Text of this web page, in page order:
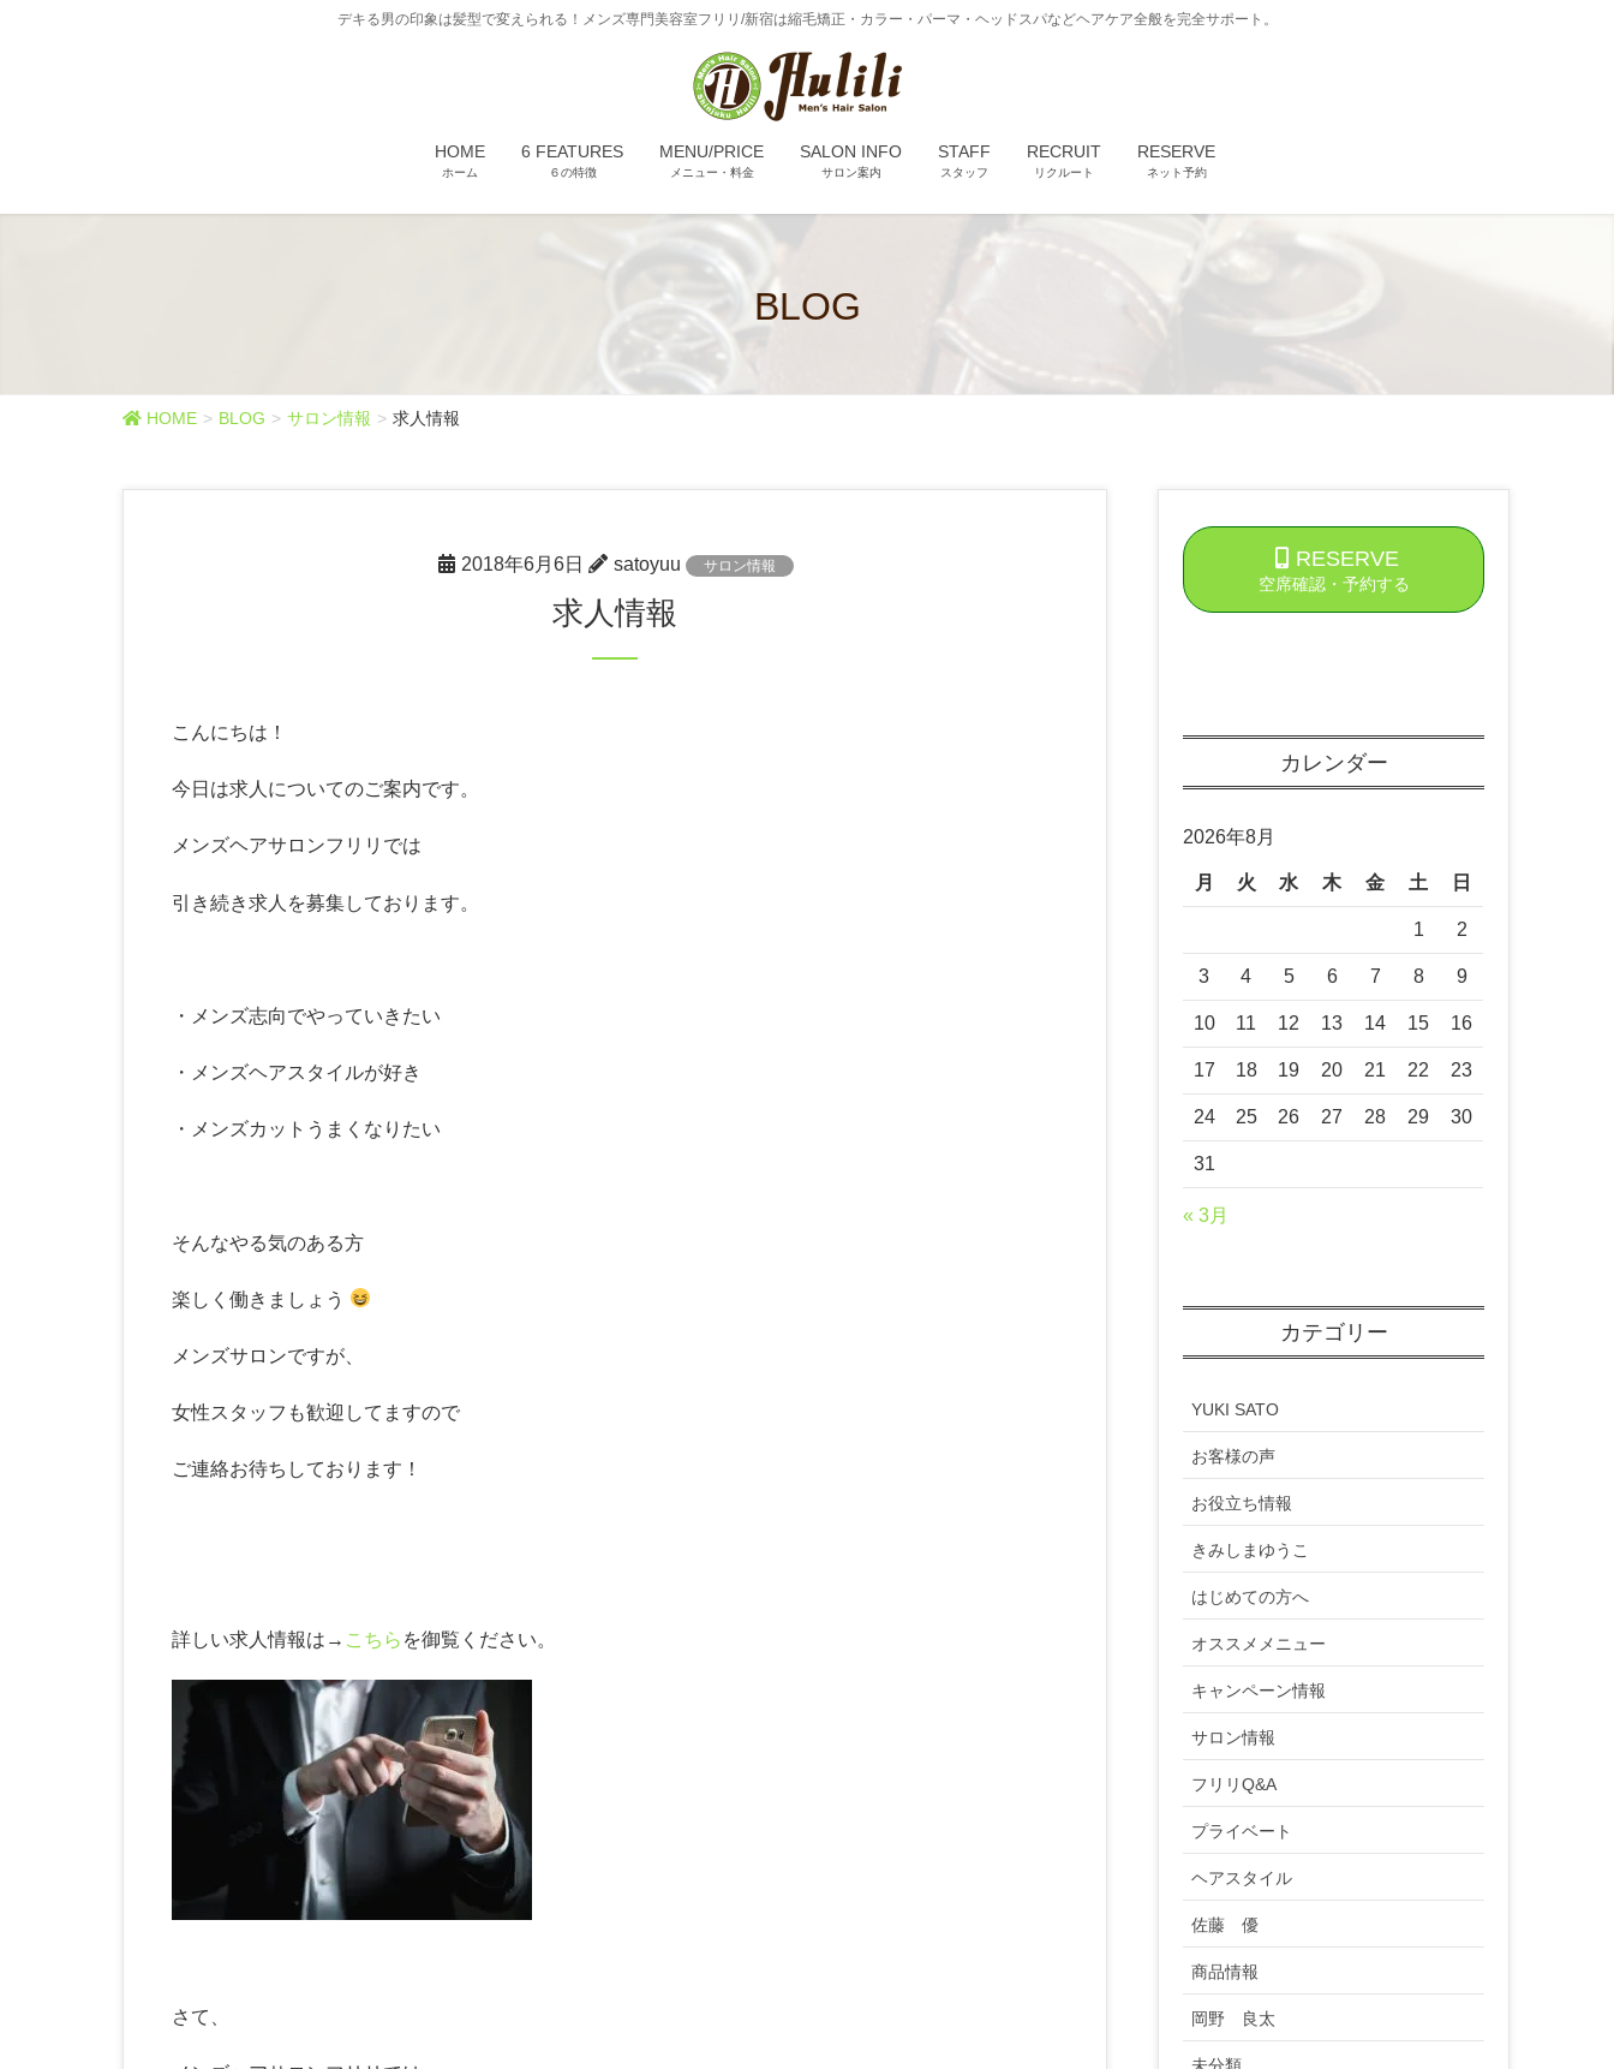
デキる男の印象は髪型で変えられる！メンズ専門美容室フリリ/新宿は縮毛矯正・カラー・パーマ・ヘッドスパなどヘアケア全般を完全サポート。
HOME
ホーム
6 FEATURES
６の特徴
MENU/PRICE
メニュー・料金
SALON INFO
サロン案内
STAFF
スタッフ
RECRUIT
リクルート
RESERVE
ネット予約
BLOG
HOME BLOG サロン情報 求人情報
2018年6月6日 satoyuu サロン情報
求人情報
こんにちは！
今日は求人についてのご案内です。
メンズヘアサロンフリリでは
引き続き求人を募集しております。
・メンズ志向でやっていきたい
・メンズヘアスタイルが好き
・メンズカットうまくなりたい
そんなやる気のある方
楽しく働きましょう
メンズサロンですが、
女性スタッフも歓迎してますので
ご連絡お待ちしております！
詳しい求人情報は→ こちら を御覧ください。
さて、
RESERVE
空席確認・予約する
カレンダー
2026年8月
月 火 水 木 金 土 日
1 2
3 4 5 6 7 8 9
10 11 12 13 14 15 16
17 18 19 20 21 22 23
24 25 26 27 28 29 30
31
« 3月
カテゴリー
YUKI SATO
お客様の声
お役立ち情報
きみしまゆうこ
はじめての方へ
オススメメニュー
キャンペーン情報
サロン情報
フリリQ&A
プライベート
ヘアスタイル
佐藤 優
商品情報
岡野 良太